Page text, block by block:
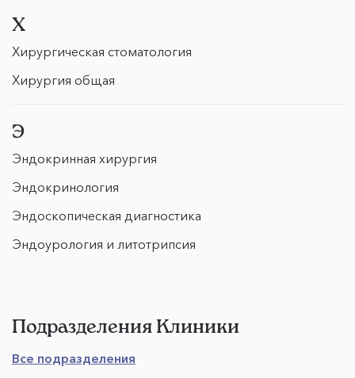
Х
Хирургическая стоматология
Хирургия общая
Э
Эндокринная хирургия
Эндокринология
Эндоскопическая диагностика
Эндоурология и литотрипсия
Подразделения Клиники
Все подразделения